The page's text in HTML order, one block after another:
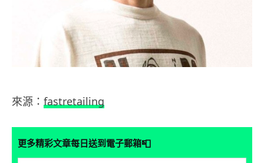
來源： fastretailing
更多精彩文章每日送到電子郵箱📮